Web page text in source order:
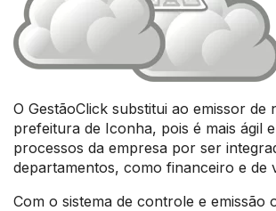
O GestãoClick substitui ao emissor de
prefeitura de Iconha, pois é mais ágil
processos da empresa por ser
departamentos, como financeiro e de
Com o sistema de controle e emissão